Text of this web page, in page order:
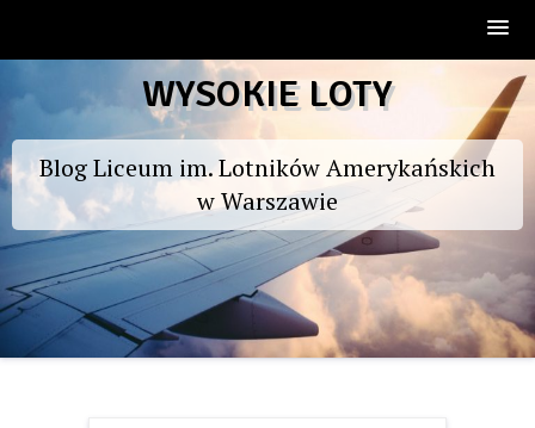
to
WYSOKIE LOTY
Blog Liceum im. Lotników Amerykańskich
w Warszawie